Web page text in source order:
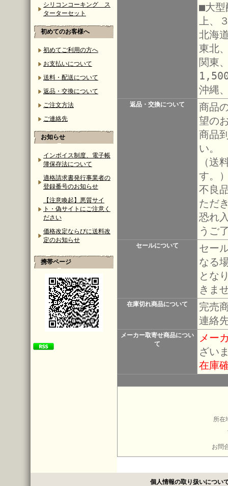
シリコンコーキング ス
ターターセット
初めてのお客様へ
初めてご利用の方へ
お支払いについて
送料・配送について
返品・交換について
ご注文方法
ご連絡先
お知らせ
インボイス制度、電子帳
簿保存法について
適格請求書発行事業者の
登録番号のお知らせ
【注意喚起】悪質サイ
ト・偽サイトにご注意く
ださい
価格改定ならびに送料改
定のお知らせ
携帯ページ
■大
上、
北海
東北
関東
沖縄
返品・交換について
商品
望の
商品
い。
（送
す。
不良
ただ
恐れ
うご
セールについて
セー
なる
とな
きま
在庫切れ商品について
完売
連絡
メーカー取寄せ商品につい
て
メー
ざい
在庫
所在
お問
個人情報の取り扱いについ